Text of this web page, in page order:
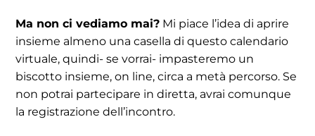
Ma non ci vediamo mai? Mi piace l’idea di aprire
insieme almeno una casella di questo calendario
virtuale, quindi- se vorrai- impasteremo un
biscotto insieme, on line, circa a metà percorso. Se
non potrai partecipare in diretta, avrai comunque
la registrazione dell’incontro.